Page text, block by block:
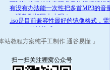
可以比较轻松地实现多音轨视频编辑
录
有没有办法能一次性把多首MP3的音
一调整到相同大小呢？
.iso是目前兼容性最好的镜像格式，
.mds/.mdf 转换成 .iso
本站教程方案纯手工制作 通谷易懂 』
扫一扫关注狸窝公众号